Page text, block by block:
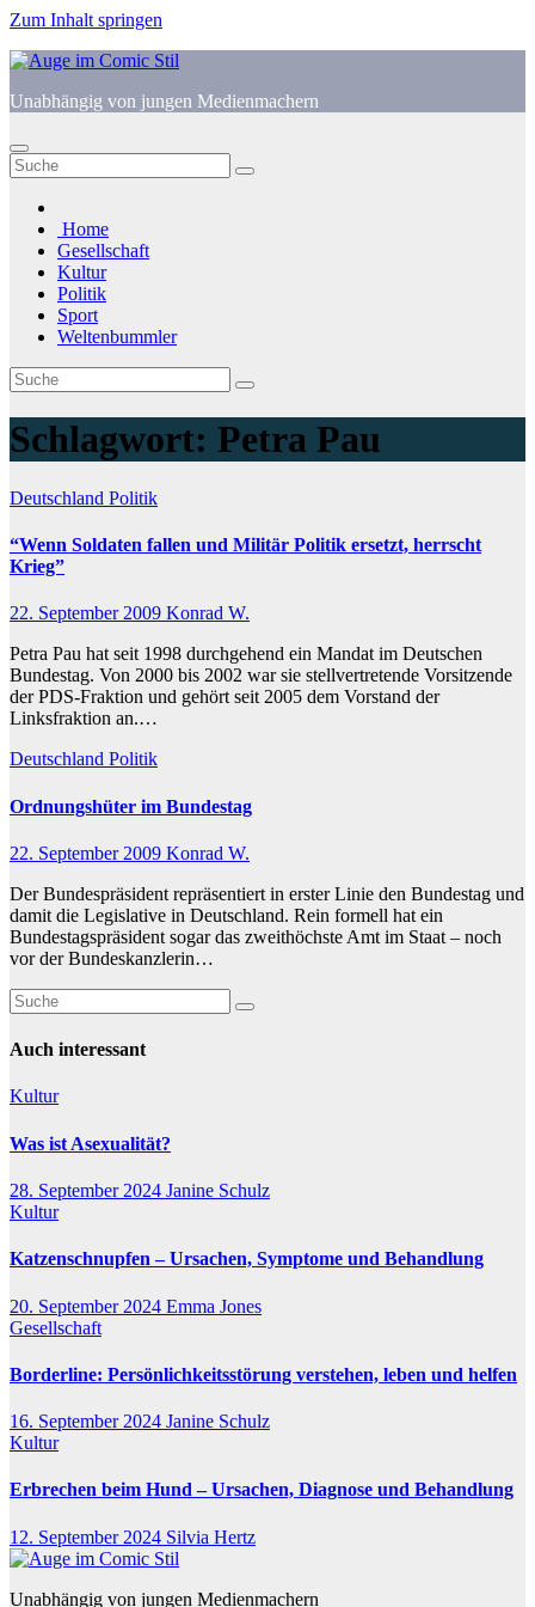
Zum Inhalt springen
Unabhängig von jungen Medienmachern
Home
Gesellschaft
Kultur
Politik
Sport
Weltenbummler
Schlagwort: Petra Pau
Deutschland Politik
“Wenn Soldaten fallen und Militär Politik ersetzt, herrscht
Krieg”
22. September 2009 Konrad W.
Petra Pau hat seit 1998 durchgehend ein Mandat im Deutschen
Bundestag. Von 2000 bis 2002 war sie stellvertretende Vorsitzende
der PDS-Fraktion und gehört seit 2005 dem Vorstand der
Linksfraktion an.…
Deutschland Politik
Ordnungshüter im Bundestag
22. September 2009 Konrad W.
Der Bundespräsident repräsentiert in erster Linie den Bundestag und
damit die Legislative in Deutschland. Rein formell hat ein
Bundestagspräsident sogar das zweithöchste Amt im Staat – noch
vor der Bundeskanzlerin…
Auch interessant
Kultur
Was ist Asexualität?
28. September 2024 Janine Schulz
Kultur
Katzenschnupfen – Ursachen, Symptome und Behandlung
20. September 2024 Emma Jones
Gesellschaft
Borderline: Persönlichkeitsstörung verstehen, leben und helfen
16. September 2024 Janine Schulz
Kultur
Erbrechen beim Hund – Ursachen, Diagnose und Behandlung
12. September 2024 Silvia Hertz
Unabhängig von jungen Medienmachern